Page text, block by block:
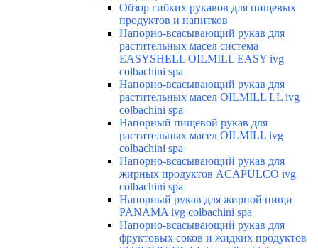
Обзор гибких рукавов для пищевых
продуктов и напитков
Напорно-всасывающий рукав для
растительных масел система
EASYSHELL OILMILL EASY ivg
colbachini spa
Напорно-всасывающий рукав для
растительных масел OILMILL LL ivg
colbachini spa
Напорный пищевой рукав для
растительных масел OILMILL ivg
colbachini spa
Напорно-всасывающий рукав для
жирных продуктов ACAPULCO ivg
colbachini spa
Напорный рукав для жирной пищи
PANAMA ivg colbachini spa
Напорно-всасывающий рукав для
фруктовых соков и жидких продуктов